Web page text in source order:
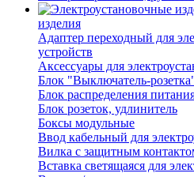
изделия
Адаптер переходный для
устройств
Аксессуары для
Блок "Выключатель-
Блок распределения
Блок розеток, удлинитель
Боксы модульные
Ввод кабельный для
Вилка с защитным
Вставка светящаяся для